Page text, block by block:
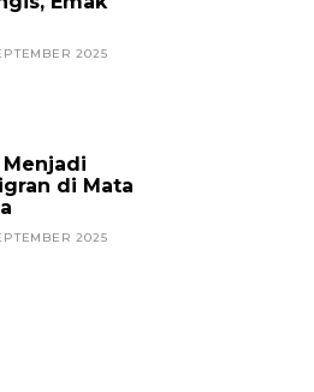
2025
Menjadi
di Mata
2025